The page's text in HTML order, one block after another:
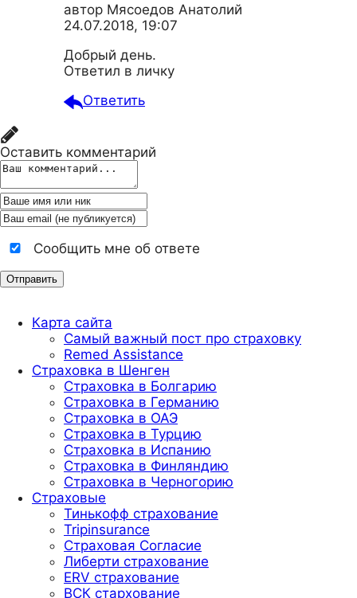
автор Мясоедов Анатолий
24.07.2018, 19:07
Добрый день.
Ответил в личку
Ответить
Оставить комментарий
Сообщить мне об ответе
Карта сайта
Самый важный пост про страховку
Remed Assistance
Страховка в Шенген
Страховка в Болгарию
Страховка в Германию
Страховка в ОАЭ
Страховка в Турцию
Страховка в Испанию
Страховка в Финляндию
Страховка в Черногорию
Страховые
Тинькофф страхование
Tripinsurance
Страховая Согласие
Либерти страхование
ERV страхование
ВСК стархование